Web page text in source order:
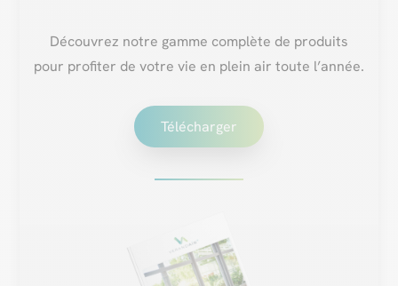
Découvrez notre gamme complète de produits
pour profiter de votre vie en plein air toute l’année.
Télécharger